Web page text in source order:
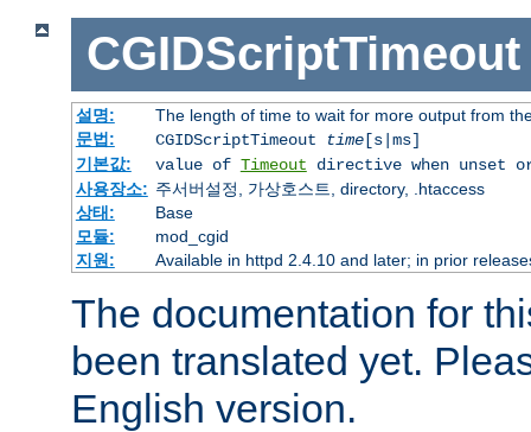
CGIDScriptTimeout
설명:
The length of time to wait for more output from
문법:
CGIDScriptTimeout time[s|ms]
기본값:
value of Timeout directive when unset
사용장소: 주서버설정, 가상호스트, directory, .htaccess
상태:
Base
모듈:
mod_cgid
지원:
Available in httpd 2.4.10 and later; in prior
The documentation for
been translated yet.
English version.